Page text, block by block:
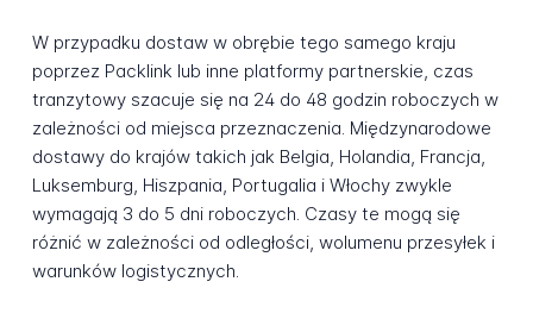
W przypadku dostaw w obrębie tego samego kraju
poprzez Packlink lub inne platformy partnerskie, czas
tranzytowy szacuje się na 24 do 48 godzin roboczych w
zależności od miejsca przeznaczenia. Międzynarodowe
dostawy do krajów takich jak Belgia, Holandia, Francja,
Luksemburg, Hiszpania, Portugalia i Włochy zwykle
wymagają 3 do 5 dni roboczych. Czasy te mogą się
różnić w zależności od odległości, wolumenu przesyłek i
warunków logistycznych.